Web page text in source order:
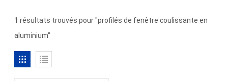
1 résultats trouvés pour "profilés de fenêtre coulissante en
aluminium"